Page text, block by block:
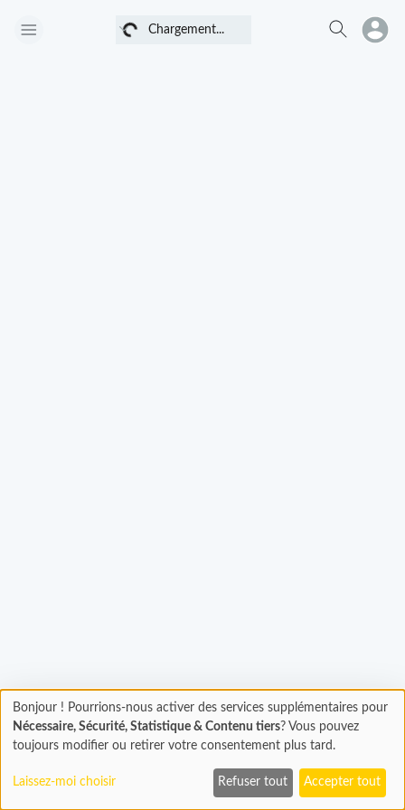
Chargement... Chargement...
Chargement... Chargement
En cours...
Bonjour ! Pourrions-nous activer des services supplémentaires pour
Nécessaire, Sécurité, Statistique & Contenu tiers? Vous pouvez
toujours modifier ou retirer votre consentement plus tard.
Laissez-moi choisir Refuser tout Accepter tout